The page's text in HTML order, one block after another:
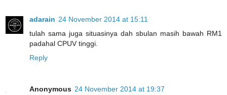
adarain 24 November 2014 at 15:11
tulah sama juga situasinya dah sbulan masih bawah RM1
padahal CPUV tinggi.
Reply
Anonymous 24 November 2014 at 19:37